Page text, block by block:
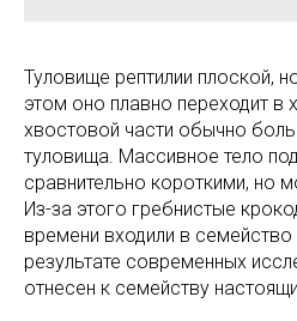
Туловище рептилии плоской,
этом оно плавно переходит в
хвостовой части обычно
туловища. Массивное тело
сравнительно короткими, но
Из-за этого гребнистые
времени входили в семейство
результате современных
отнесен к семейству